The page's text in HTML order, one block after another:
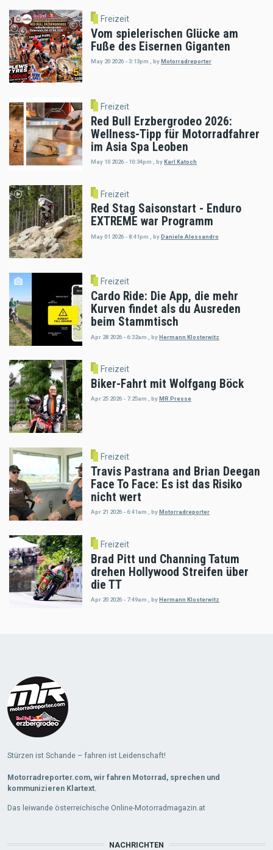
Freizeit
Vom spielerischen Glücke am
Fuße des Eisernen Giganten
May 20 2026 - 3:13pm byMotorradreporter
Freizeit
Red Bull Erzbergrodeo 2026:
Wellness-Tipp für Motorradfahrer
im Asia Spa Leoben
May 10 2026 - 10:34pm byKarl Katoch
Freizeit
Red Stag Saisonstart - Enduro
EXTREME war Programm
May 01 2026 - 8:41pm byDaniele Alessandro
Freizeit
Cardo Ride: Die App, die mehr
Kurven findet als du Ausreden
beim Stammtisch
Apr 28 2026 - 6:32am byHermann Klosterwitz
Freizeit
Biker-Fahrt mit Wolfgang Böck
Apr 25 2026 - 7:25am , byMR Presse
Freizeit
Travis Pastrana and Brian Deegan
Face To Face: Es ist das Risiko
nicht wert
Apr 21 2026 - 6:41am byMotorradreporter
Freizeit
Brad Pitt und Channing Tatum
drehen Hollywood Streifen über
die TT
Apr 20 2026 - 7:49am byHermann Klosterwitz
Stürzen ist Schande – fahren ist Leidenschaft!
Motorradreporter.com, wir fahren Motorrad, sprechen und
kommunizieren Klartext.
Das leiwande österreichische Online-Motorradmagazin.at
NACHRICHTEN